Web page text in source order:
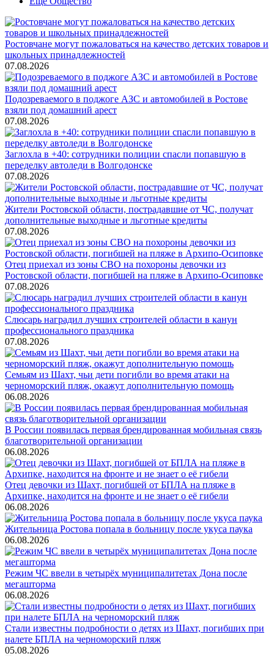
Ростовчане могут пожаловаться на качество детских товаров и
школьных принадлежностей
07.08.2026
Подозреваемого в поджоге АЗС и автомобилей в Ростове
взяли под домашний арест
07.08.2026
Заглохла в +40: сотрудники полиции спасли попавшую в
переделку автоледи в Волгодонске
07.08.2026
Жители Ростовской области, пострадавшие от ЧС, получат
дополнительные выходные и льготные кредиты
07.08.2026
Отец приехал из зоны СВО на похороны девочки из
Ростовской области, погибшей на пляже в Архипо-Осиповке
07.08.2026
Слюсарь наградил лучших строителей области в канун
профессионального праздника
07.08.2026
Семьям из Шахт, чьи дети погибли во время атаки на
черноморский пляж, окажут дополнительную помощь
06.08.2026
В России появилась первая брендированная мобильная связь
благотворительной организации
06.08.2026
Отец девочки из Шахт, погибшей от БПЛА на пляже в
Архипке, находится на фронте и не знает о её гибели
06.08.2026
Жительница Ростова попала в больницу после укуса паука
06.08.2026
Режим ЧС ввели в четырёх муниципалитетах Дона после
мегашторма
06.08.2026
Стали известны подробности о детях из Шахт, погибших при
налете БПЛА на черноморский пляж
05.08.2026